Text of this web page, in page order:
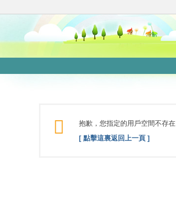
抱歉，您指定的用戶空間不存在
[ 點擊這裏返回上一頁 ]